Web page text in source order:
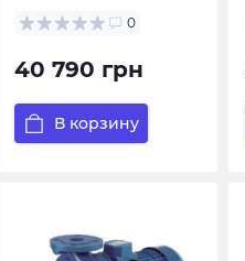
0
40 790 грн
В корзину